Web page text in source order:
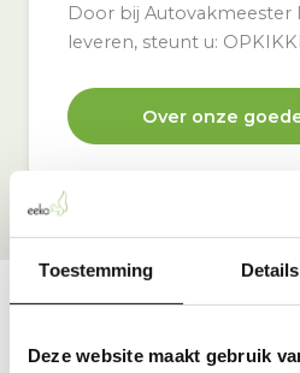
Toestemming Details
Deze website maakt gebruik
Door bij Autovakmeester
leveren, steunt u:
Over onze
Vraag & antwoord